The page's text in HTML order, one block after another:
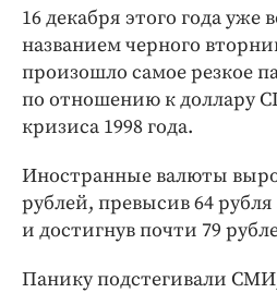
Медиаперсона
Интересное чтиво
Клиника года
Бренд года
Работодатель года
16 декабря этого года
названием черного
произошло самое резкое
по отношению к доллару
кризиса 1998 года.
Иностранные валюты
рублей, превысив 64 рубля
и достигнув почти 79
Панику подстегивали